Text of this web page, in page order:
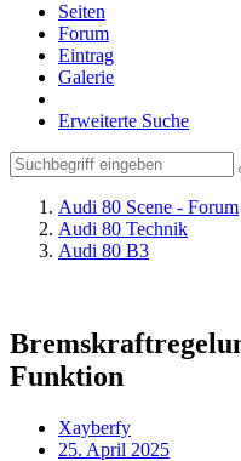
Seiten
Forum
Eintrag
Galerie
Erweiterte Suche
Audi 80 Scene - Forum
Audi 80 Technik
Audi 80 B3
Funktion
Xayberfy
25. April 2025